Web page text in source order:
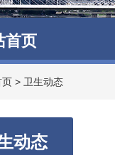
首页
页 > 卫生动态
动态